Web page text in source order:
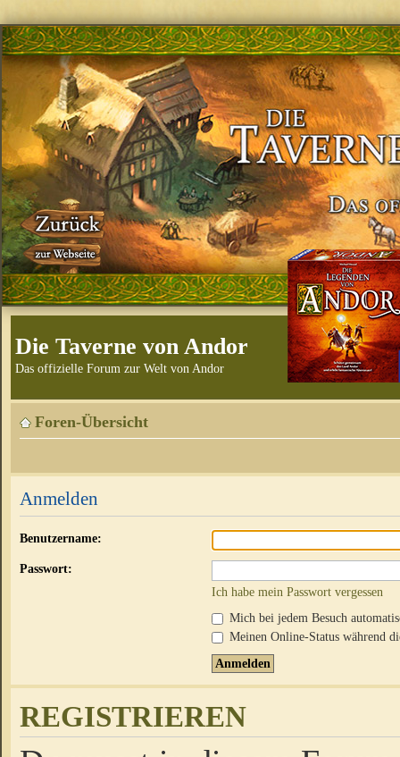
Die Taverne von Andor
Das offizielle Forum zur Welt von Andor
Foren-Übersicht
Anmelden
Benutzername:
Passwort:
Ich habe mein Passwort vergessen
Mich bei jedem Besuch
Meinen Online-Status während
REGISTRIEREN